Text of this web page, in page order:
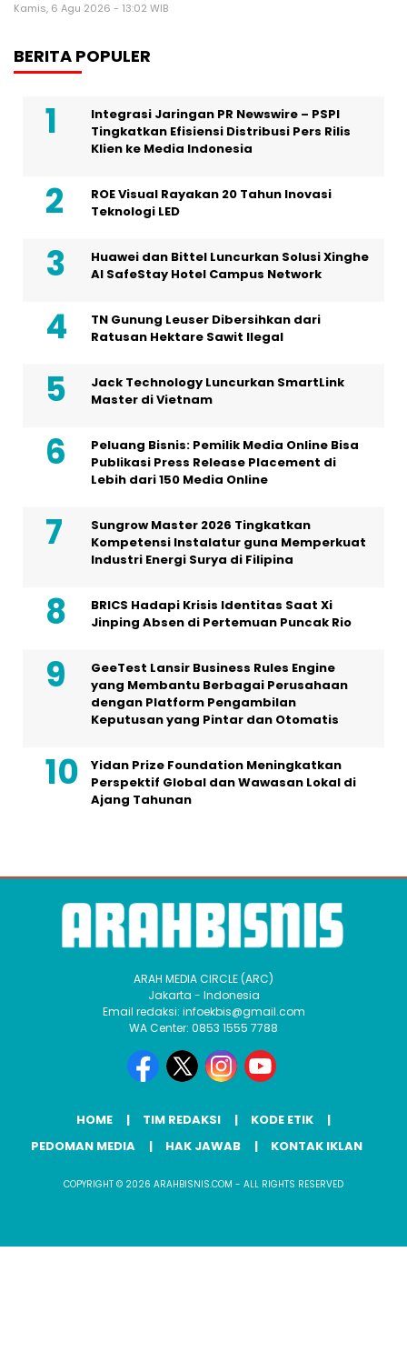
Kamis, 6 Agu 2026 - 13:02 WIB
BERITA POPULER
Integrasi Jaringan PR Newswire – PSPI
Tingkatkan Efisiensi Distribusi Pers Rilis
Klien ke Media Indonesia
ROE Visual Rayakan 20 Tahun Inovasi
Teknologi LED
Huawei dan Bittel Luncurkan Solusi Xinghe
Al SafeStay Hotel Campus Network
TN Gunung Leuser Dibersihkan dari
Ratusan Hektare Sawit Ilegal
Jack Technology Luncurkan SmartLink
Master di Vietnam
Peluang Bisnis: Pemilik Media Online Bisa
Publikasi Press Release Placement di
Lebih dari 150 Media Online
Sungrow Master 2026 Tingkatkan
Kompetensi Instalatur guna Memperkuat
Industri Energi Surya di Filipina
BRICS Hadapi Krisis Identitas Saat Xi
Jinping Absen di Pertemuan Puncak Rio
GeeTest Lansir Business Rules Engine
yang Membantu Berbagai Perusahaan
dengan Platform Pengambilan
Keputusan yang Pintar dan Otomatis
Yidan Prize Foundation Meningkatkan
Perspektif Global dan Wawasan Lokal di
Ajang Tahunan
ARAH MEDIA CIRCLE (ARC)
Jakarta - Indonesia
Email redaksi: infoekbis@gmail.com
WA Center: 0853 1555 7788
HOME TIM REDAKSI
KODE ETIK
PEDOMAN MEDIA
HAK JAWAB KONTAK IKLAN
COPYRIGHT © 2026 ARAHBISNIS.COM - ALL RIGHTS RESERVED